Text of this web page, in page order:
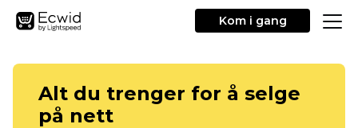
Kom i gang
Alt du trenger for å selge
på nett